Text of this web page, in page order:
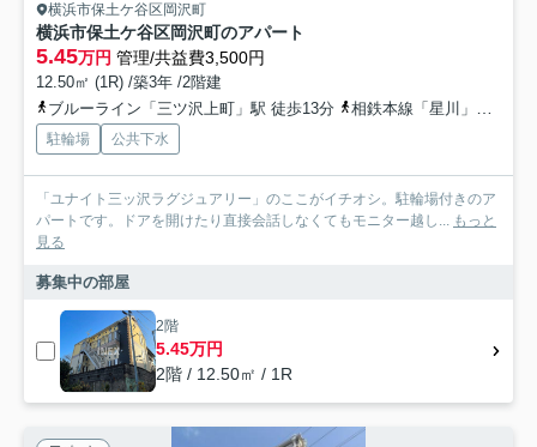
横浜市保土ケ谷区岡沢町
横浜市保土ケ谷区岡沢町のアパート
5.45万円 管理/共益費3,500円
12.50㎡ (1R) /築3年 /2階建
ブルーライン「三ツ沢上町」駅 徒歩13分
相鉄本線「星川」駅 徒歩21分
駐輪場 公共下水
「ユナイト三ッ沢ラグジュアリー」のここがイチオシ。駐輪場付きのア
パートです。ドアを開けたり直接会話しなくてもモニター越し... もっと
見る
募集中の部屋
2階
5.45万円
2階 / 12.50㎡ / 1R